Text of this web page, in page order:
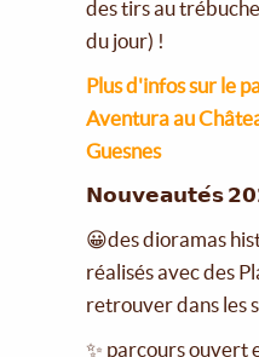
des tirs au
du jour) !
Plus d'infos sur le
Aventura au
Guesnes
𝗡𝗼𝘂𝘃𝗲𝗮𝘂𝘁𝗲́𝘀
😀des dioramas
réalisés avec des
retrouver dans les
✨ parcours ouvert